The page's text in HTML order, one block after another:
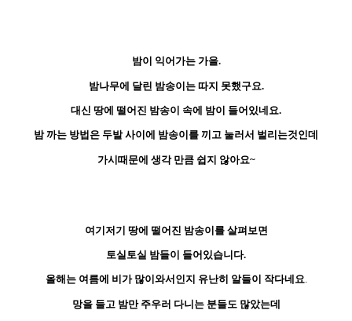
밤이 익어가는 가을.
밤나무에 달린 밤송이는 따지 못했구요.
대신 땅에 떨어진 밤송이 속에 밤이 들어있네요.
밤 까는 방법은 두발 사이에 밤송이를 끼고 눌러서 벌리는것인데
가시때문에 생각 만큼 쉽지 않아요~
여기저기 땅에 떨어진 밤송이를 살펴보면
토실토실 밤들이 들어있습니다.
올해는 여름에 비가 많이와서인지 유난히 알들이 작다네요.
망을 들고 밤만 주우러 다니는 분들도 많았는데